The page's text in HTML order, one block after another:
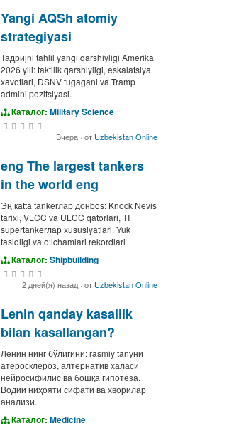
Yangi AQSh atomiy
strategiyasi
Тадриjni tahlil yangi qarshiyligi Amerika
2026 yili: taktilik qarshiyligi, eskalatsiya
xavotlari, DSNV tugagani va Tramp
admini pozitsiyasi.
Каталог: Military Science
Вчера · от Uzbekistan Online
eng The largest tankers
in the world eng
Эң кatta tankerлар донbos: Knock Nevis
tarixi, VLCC va ULCC qatorlari, TI
supertankerлар xususiyatlari. Yuk
tasiqligi va oʻlchamlari rekordlari
Каталог: Shipbuilding
2 дней(я) назад· от Uzbekistan Online
Lenin qanday kasallik
bilan kasallangan?
Ленин нинг бўлигини: rasmiy tanуни
атеросклероз, алтернатив халаси
нейросифилис ва бошқа гипотеза.
Водии ниҳояти сифати ва хворилар
анализи.
Каталог: Medicine